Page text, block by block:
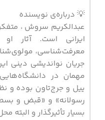
💡 درباره‌ی نویسنده
عبدالکریم سروش ،
ایرانی است. آثار
معرفت‌شناسی،
جریان نواندیشی دینی
مهمان در
ییل و جرج‌تاون بوده و
رسولانه» و «قبض و
بسیار تأثیرگذار و البته